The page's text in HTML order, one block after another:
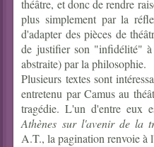
théâtre, et donc de rendre
plus simplement par la
d'adapter des pièces de
de justifier son "infidélité"
abstraite) par la philosophie.
Plusieurs textes sont
entretenu par Camus au
tragédie. L'un d'entre eux
Athènes sur l'avenir de la
A.T., la pagination renvoie à